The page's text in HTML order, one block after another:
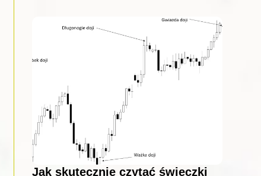
Jak skutecznie czytać świeczki